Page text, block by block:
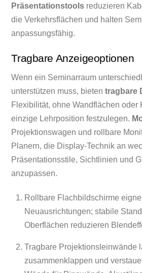
Präsentationstools reduzieren
die Verkehrsflächen und halten
anpassungsfähig.
Tragbare Anzeigeoptionen
Wenn ein Seminarraum
unterstützen muss, bietentragbare
Flexibilität, ohne Wandflächen oder
einzige Lehrposition festzulegen.
Projektionswagen und rollbare
Planern, die Display-Technik an
Präsentationsstile, Sichtlinien und
anzupassen.
Rollbare Flachbildschirme
Neuausrichtungen; stabile
Oberflächen reduzieren
Tragbare Projektionsleinwände
zusammenklappen und